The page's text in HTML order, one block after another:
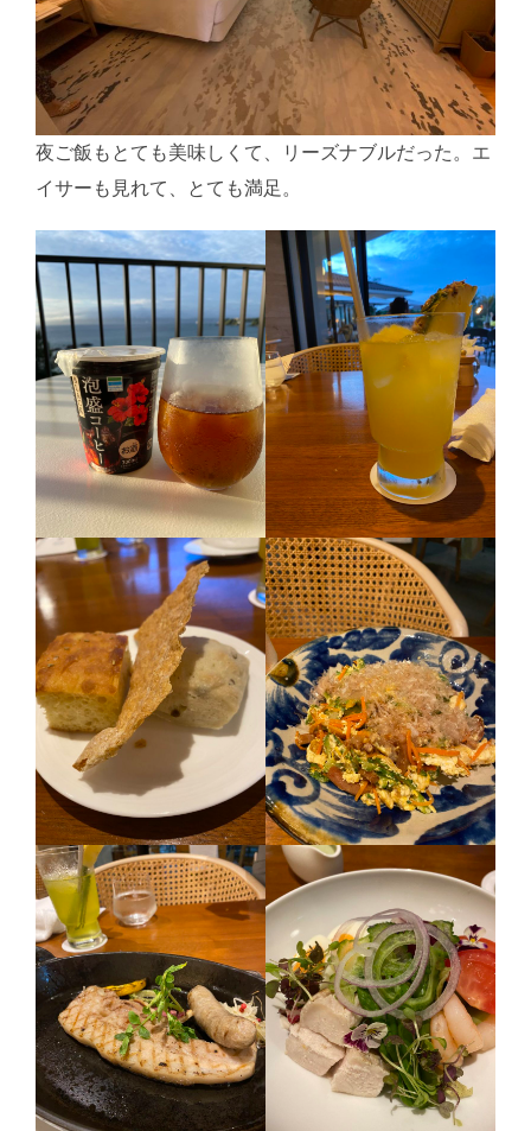
夜ご飯もとても美味しくて、リーズナブルだった。エ
イサーも見れて、とても満足。